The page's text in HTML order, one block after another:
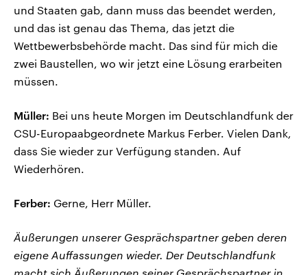
und Staaten gab, dann muss das beendet werden,
und das ist genau das Thema, das jetzt die
Wettbewerbsbehörde macht. Das sind für mich die
zwei Baustellen, wo wir jetzt eine Lösung erarbeiten
müssen.
Müller: Bei uns heute Morgen im Deutschlandfunk der
CSU-Europaabgeordnete Markus Ferber. Vielen Dank,
dass Sie wieder zur Verfügung standen. Auf
Wiederhören.
Ferber: Gerne, Herr Müller.
Äußerungen unserer Gesprächspartner geben deren
eigene Auffassungen wieder. Der Deutschlandfunk